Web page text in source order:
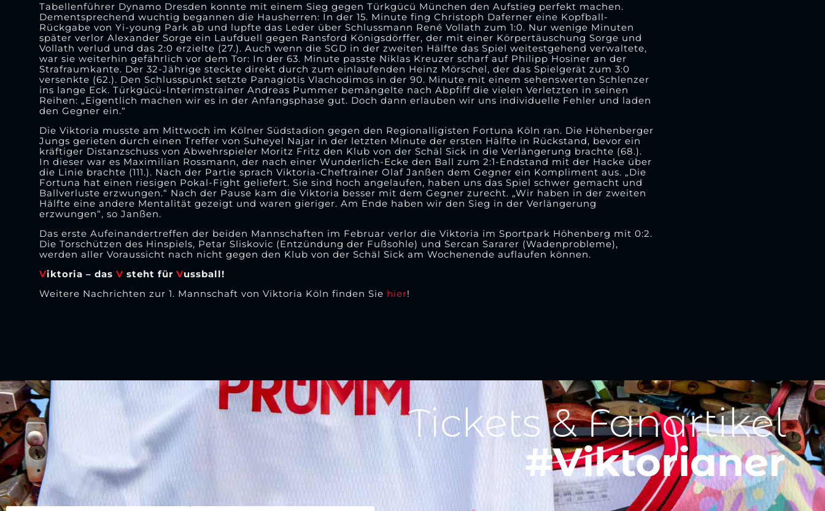
Tabellenführer Dynamo Dresden konnte mit einem Sieg gegen Türkgücü München den Aufstieg perfekt machen.
Dementsprechend wuchtig begannen die Hausherren: In der 15. Minute fing Christoph Daferner eine Kopfball-
Rückgabe von Yi-young Park ab und lupfte das Leder über Schlussmann René Vollath zum 1:0. Nur wenige Minuten
später verlor Alexander Sorge ein Laufduell gegen Ransford Königsdörffer, der mit einer Körpertäuschung Sorge und
Vollath verlud und das 2:0 erzielte (27.). Auch wenn die SGD in der zweiten Hälfte das Spiel weitestgehend verwaltete,
war sie weiterhin gefährlich vor dem Tor: In der 63. Minute passte Niklas Kreuzer scharf auf Philipp Hosiner an der
Strafraumkante. Der 32-Jährige steckte direkt durch zum einlaufenden Heinz Mörschel, der das Spielgerät zum 3:0
versenkte (62.). Den Schlusspunkt setzte Panagiotis Vlachodimos in der 90. Minute mit einem sehenswerten Schlenzer
ins lange Eck. Türkgücü-Interimstrainer Andreas Pummer bemängelte nach Abpfiff die vielen Verletzten in seinen
Reihen: „Eigentlich machen wir es in der Anfangsphase gut. Doch dann erlauben wir uns individuelle Fehler und laden
den Gegner ein.“
Die Viktoria musste am Mittwoch im Kölner Südstadion gegen den Regionalligisten Fortuna Köln ran. Die Höhenberger
Jungs gerieten durch einen Treffer von Suheyel Najar in der letzten Minute der ersten Hälfte in Rückstand, bevor ein
kräftiger Distanzschuss von Abwehrspieler Moritz Fritz den Klub von der Schäl Sick in die Verlängerung brachte (68.).
In dieser war es Maximilian Rossmann, der nach einer Wunderlich-Ecke den Ball zum 2:1-Endstand mit der Hacke über
die Linie brachte (111.). Nach der Partie sprach Viktoria-Cheftrainer Olaf Janßen dem Gegner ein Kompliment aus. „Die
Fortuna hat einen riesigen Pokal-Fight geliefert. Sie sind hoch angelaufen, haben uns das Spiel schwer gemacht und
Ballverluste erzwungen.“ Nach der Pause kam die Viktoria besser mit dem Gegner zurecht. „Wir haben in der zweiten
Hälfte eine andere Mentalität gezeigt und waren gieriger. Am Ende haben wir den Sieg in der Verlängerung
erzwungen“, so Janßen.
Das erste Aufeinandertreffen der beiden Mannschaften im Februar verlor die Viktoria im Sportpark Höhenberg mit 0:2.
Die Torschützen des Hinspiels, Petar Sliskovic (Entzündung der Fußsohle) und Sercan Sararer (Wadenprobleme),
werden aller Voraussicht nach nicht gegen den Klub von der Schäl Sick am Wochenende auflaufen können.
Viktoria – das Vsteht für Vussball!
Weitere Nachrichten zur 1. Mannschaft von Viktoria Köln finden Sie hier!
Tickets & Fanartikel
#Viktorianer